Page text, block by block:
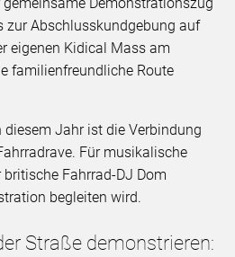
zur Abschlusskundgebung auf
eigenen Kidical Mass am
familienfreundliche Route
Jahr ist die Verbindung
Für musikalische
Fahrrad-DJ Dom
begleiten wird.
Straße demonstrieren: